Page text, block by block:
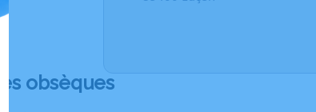
obsèques